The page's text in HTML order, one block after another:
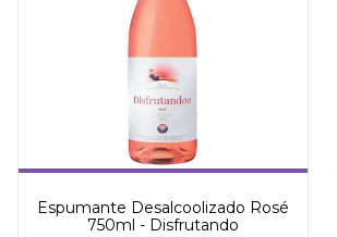
Espumante Desalcoolizado Rosé
750ml - Disfrutando